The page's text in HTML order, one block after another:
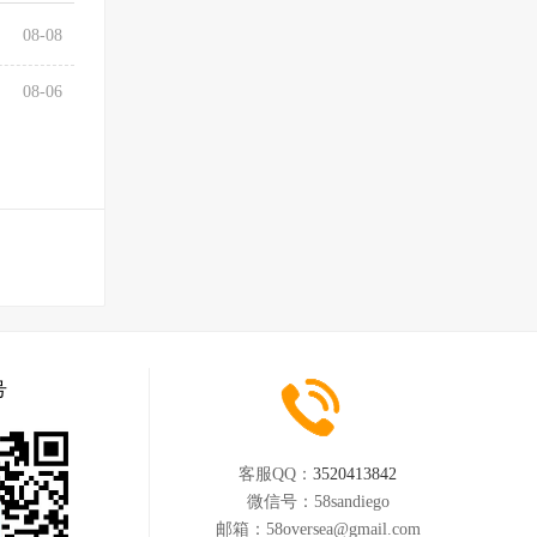
08-08
08-06
客服QQ： 3520413842
微信号： 58sandiego
邮箱： 58oversea@gmail.com